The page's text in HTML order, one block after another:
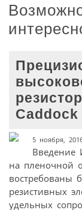
5 ноября,
Введение
на пленочной
востребованы
резистивных
удельных